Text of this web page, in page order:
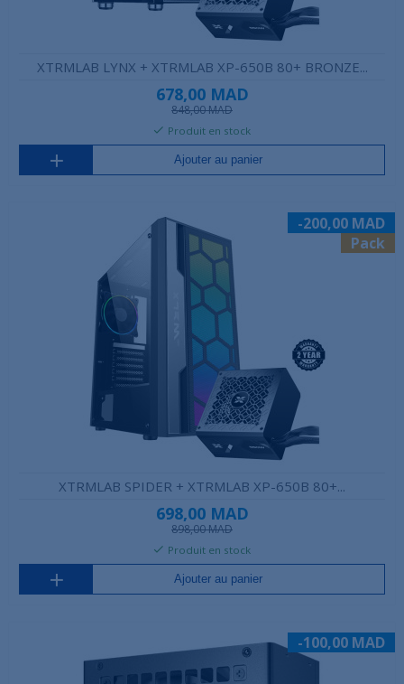
XTRMLAB LYNX + XTRMLAB XP-650B 80+ BRONZE...
678,00 MAD
848,00 MAD
Produit en stock
Ajouter au panier
-200,00 MAD
Pack
XTRMLAB SPIDER + XTRMLAB XP-650B 80+...
698,00 MAD
898,00 MAD
Produit en stock
Ajouter au panier
-100,00 MAD